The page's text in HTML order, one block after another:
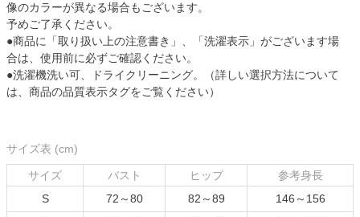
像のカラーが異なる場合もございます。
予めご了承ください。
●商品に「取り扱い上の注意書き」、「洗濯表示」がございます場
合は、使用前に必ずご確認ください。
●洗濯機洗い可、ドライクリーニング。（詳しい選択方法について
は、商品の品質表示タグをご覧ください）
サイズ表 (cm)
サイズ バスト ヒップ
参考身長
S
72～80 82～89
146～156